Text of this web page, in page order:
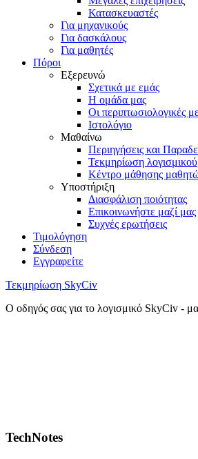
Κατασκευαστές
Για μηχανικούς
Για δασκάλους
Για μαθητές
Πόροι
Εξερευνώ
Σχετικά με εμάς
Η ομάδα μας
Οι περιπτωσιολογικές
Ιστολόγιο
Μαθαίνω
Περιηγήσεις και
Τεκμηρίωση λογισμικού
Κέντρο μάθησης
Υποστήριξη
Διασφάλιση ποιότητας
Επικοινωνήστε μαζί μας
Συχνές ερωτήσεις
Τιμολόγηση
Σύνδεση
Εγγραφείτε
Τεκμηρίωση SkyCiv
Ο οδηγός σας για το λογισμικό SkyCiv -
TechNotes